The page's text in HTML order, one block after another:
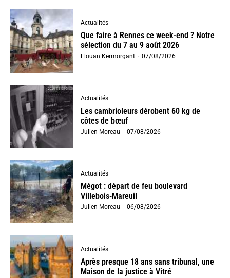
Actualités
Que faire à Rennes ce week-end ? Notre
sélection du 7 au 9 août 2026
Elouan Kermorgant - 07/08/2026
Actualités
Les cambrioleurs dérobent 60 kg de
côtes de bœuf
Julien Moreau - 07/08/2026
Actualités
Mégot : départ de feu boulevard
Villebois-Mareuil
Julien Moreau - 06/08/2026
Actualités
Après presque 18 ans sans tribunal, une
Maison de la justice à Vitré